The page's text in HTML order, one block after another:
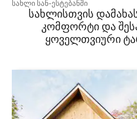
სახლი სან-ესტებანში
სახლისთვის
კომფორტი და
ყოველთვიური